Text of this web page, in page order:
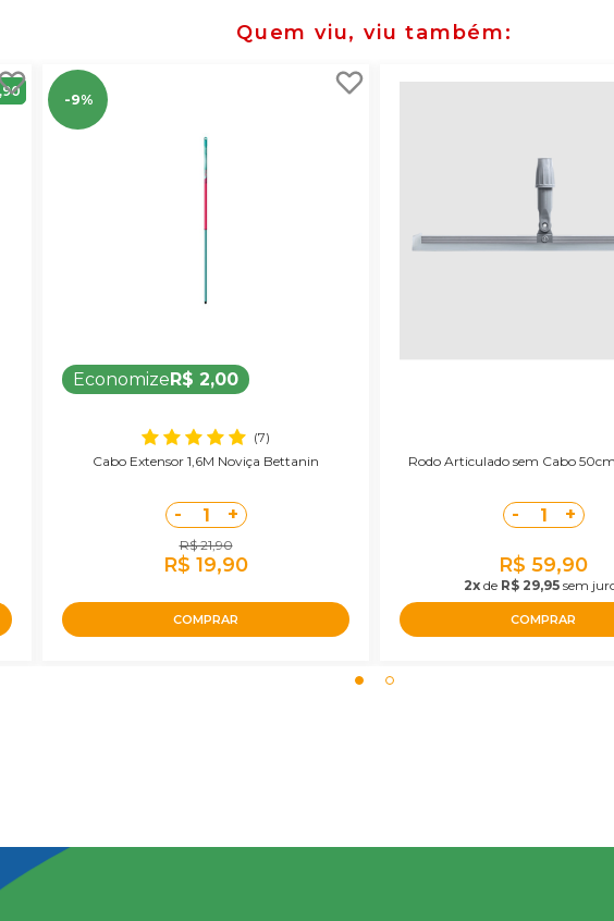
Quem viu, viu também
-9%
EconomizeR$ 2,00
(7)
Cabo Extensor 1,6M Noviça Bettanin
- 1 +
R$ 21,90
R$ 19,90
COMPRAR
Rodo Articulado sem Cabo
- 1 +
R$ 59,90
2x de R$ 29,95 sem
COMPRAR